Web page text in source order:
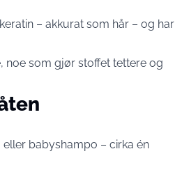
– akkurat som hår – og har
noe som gjør stoffet tettere og
babyshampo – cirka én